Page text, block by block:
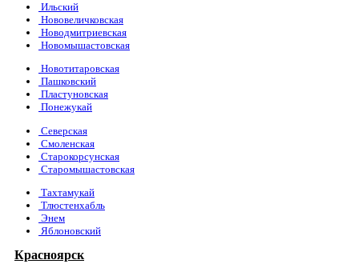
Ильский
Нововеличковская
Новодмитриевская
Новомышастовская
Новотитаровская
Пашковский
Пластуновская
Понежукай
Северская
Смоленская
Старокорсунская
Старомышастовская
Тахтамукай
Тлюстенхабль
Энем
Яблоновский
Красноярск